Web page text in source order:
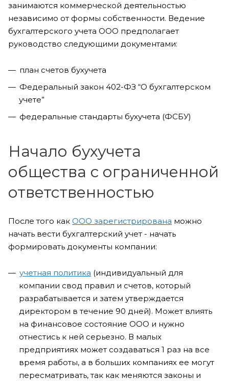
занимаются коммерческой деятельностью
независимо от формы собственности. Ведение
бухгалтерского учета ООО предполагает
руководство следующими документами:
план счетов бухучета
Федеральный закон 402-ФЗ “О бухгалтерском
учете”
федеральные стандарты бухучета (ФСБУ)
Начало бухучета
общества с ограниченной
ответственностью
После того как ООО зарегистрирована можно
начать вести бухгалтерский учет - начать
формировать документы компании:
учетная политика (индивидуальный для
компании свод правил и счетов, который
разрабатывается и затем утверждается
директором в течение 90 дней). Может влиять
на финансовое состояние ООО и нужно
отнестись к ней серьезно. В малых
предприятиях может создаваться 1 раз на все
время работы, а в больших компаниях ее могут
пересматривать, так как меняются законы и